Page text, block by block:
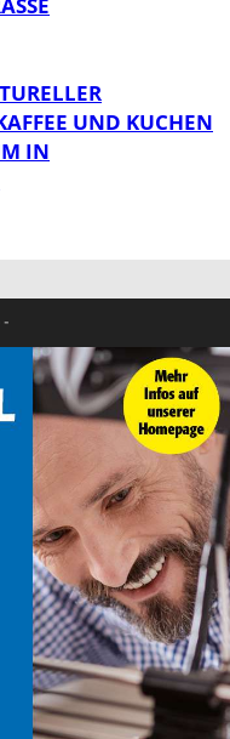
UND KUCHEN
IN
-